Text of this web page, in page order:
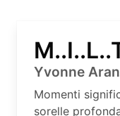
Yvonne
Momenti
sorelle